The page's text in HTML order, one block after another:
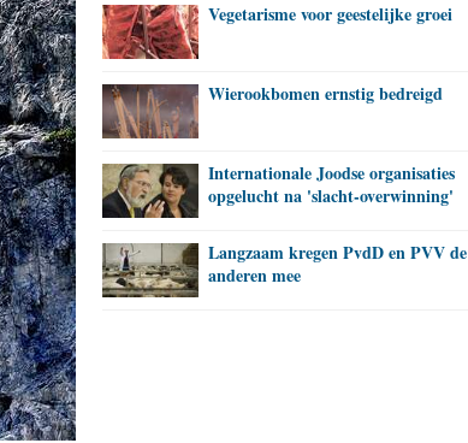
Vegetarisme voor geestelijke groei
Wierookbomen ernstig bedreigd
Internationale Joodse organisaties
opgelucht na 'slacht-overwinning'
Langzaam kregen PvdD en PVV de
anderen mee